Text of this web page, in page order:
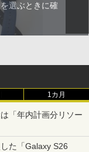
選ぶときに確
1カ月
「年内計画分リソー
た「Galaxy S26